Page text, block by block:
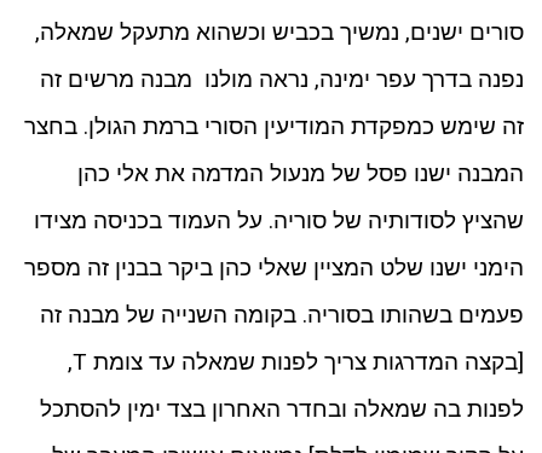
סורים ישנים, נמשיך בכביש וכשהוא מתעקל שמאלה,
נפנה בדרך עפר ימינה, נראה מולנו מבנה מרשים זה
זה שימש כמפקדת המודיעין הסורי ברמת הגולן. בחצר
המבנה ישנו פסל של מנעול המדמה את אלי כהן
שהציץ לסודותיה של סוריה. על העמוד בכניסה מצידו
הימני ישנו שלט המציין שאלי כהן ביקר בבנין זה מספר
פעמים בשהותו בסוריה. בקומה השנייה של מבנה זה
[בקצה המדרגות צריך לפנות שמאלה עד צומת T,
לפנות בה שמאלה ובחדר האחרון בצד ימין להסתכל